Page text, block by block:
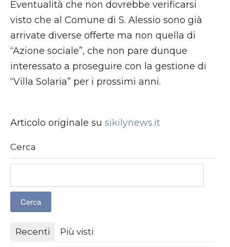
Eventualità che non dovrebbe verificarsi
visto che al Comune di S. Alessio sono già
arrivate diverse offerte ma non quella di
“Azione sociale”, che non pare dunque
interessato a proseguire con la gestione di
“Villa Solaria” per i prossimi anni.
Articolo originale su sikilynews.it
Cerca
Recenti Più visti